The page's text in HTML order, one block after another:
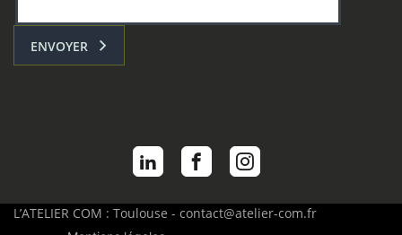
ENVOYER
L’ATELIER COM : Toulouse - contact@atelier-com.fr